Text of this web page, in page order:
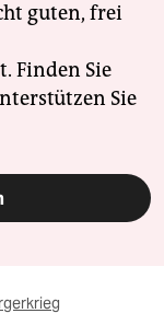
guten, frei
Finden Sie
Sie